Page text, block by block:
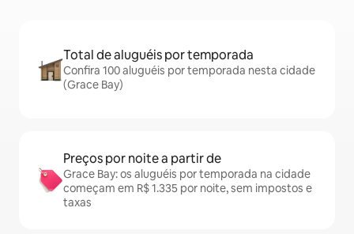
Total de aluguéis por temporada
Confira 100 aluguéis por temporada nesta cidade
(Grace Bay)
Preços por noite a partir de
Grace Bay: os aluguéis por temporada na cidade
começam em R$ 1.335 por noite, sem impostos e
taxas